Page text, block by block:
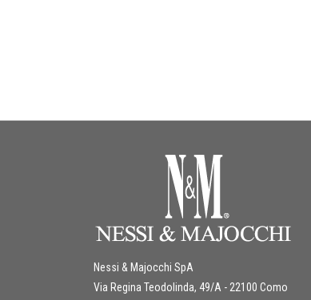
Nessi & Majocchi SpA
Via Regina Teodolinda, 49/A - 22100 Como